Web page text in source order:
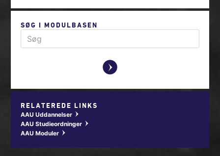
SØG I MODULBASEN
y
RELATEREDE LINKS
AAU Uddannelser w
AAU Studieordninger w
AAU Moduler w